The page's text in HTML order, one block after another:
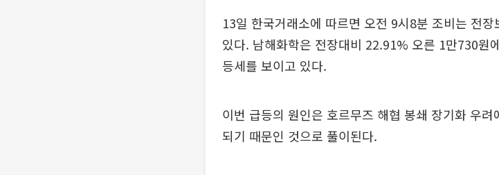
13일 한국거래소에 따르면 오전 9시8분 조비는 전
있다. 남해화학은 전장대비 22.91% 오른 1만730원
등세를 보이고 있다.
이번 급등의 원인은 호르무즈 해협 봉쇄 장기화 우
되기 때문인 것으로 풀이된다.